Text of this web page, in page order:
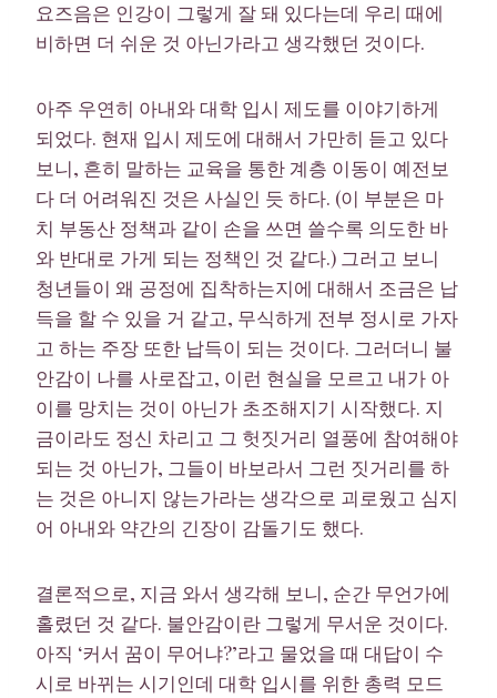
요즈음은 인강이 그렇게 잘 돼 있다는데 우리 때에
비하면 더 쉬운 것 아닌가라고 생각했던 것이다.
아주 우연히 아내와 대학 입시 제도를 이야기하게
되었다. 현재 입시 제도에 대해서 가만히 듣고 있다
보니, 흔히 말하는 교육을 통한 계층 이동이 예전보
다 더 어려워진 것은 사실인 듯 하다. (이 부분은 마
치 부동산 정책과 같이 손을 쓰면 쓸수록 의도한 바
와 반대로 가게 되는 정책인 것 같다.) 그러고 보니
청년들이 왜 공정에 집착하는지에 대해서 조금은 납
득을 할 수 있을 거 같고, 무식하게 전부 정시로 가자
고 하는 주장 또한 납득이 되는 것이다. 그러더니 불
안감이 나를 사로잡고, 이런 현실을 모르고 내가 아
이를 망치는 것이 아닌가 초조해지기 시작했다. 지
금이라도 정신 차리고 그 헛짓거리 열풍에 참여해야
되는 것 아닌가, 그들이 바보라서 그런 짓거리를 하
는 것은 아니지 않는가라는 생각으로 괴로웠고 심지
어 아내와 약간의 긴장이 감돌기도 했다.
결론적으로, 지금 와서 생각해 보니, 순간 무언가에
홀렸던 것 같다. 불안감이란 그렇게 무서운 것이다.
아직 ‘커서 꿈이 무어냐?’라고 물었을 때 대답이 수
시로 바뀌는 시기인데 대학 입시를 위한 총력 모드